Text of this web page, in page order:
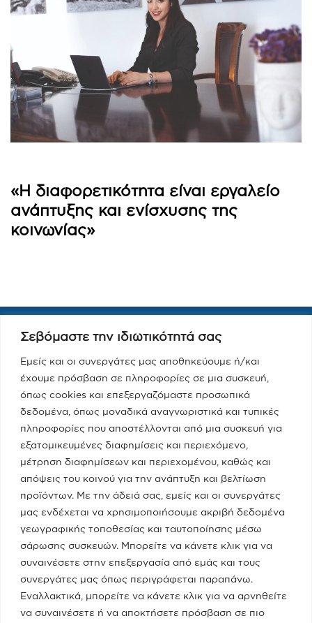
Σεβόμαστε την ιδιωτικότητά σας
Εμείς και οι συνεργάτες μας αποθηκεύουμε ή/και
έχουμε πρόσβαση σε πληροφορίες σε μια συσκευή,
όπως cookies και επεξεργαζόμαστε προσωπικά
δεδομένα, όπως μοναδικά αναγνωριστικά και τυπικές
πληροφορίες που αποστέλλονται από μια συσκευή για
εξατομικευμένες διαφημίσεις και περιεχόμενο,
μέτρηση διαφημίσεων και περιεχομένου, καθώς και
απόψεις του κοινού για την ανάπτυξη και βελτίωση
προϊόντων. Με την άδειά σας, εμείς και οι συνεργάτες
μας ενδέχεται να χρησιμοποιήσουμε ακριβή δεδομένα
γεωγραφικής τοποθεσίας και ταυτοποίησης μέσω
σάρωσης συσκευών. Μπορείτε να κάνετε κλικ για να
συναινέσετε στην επεξεργασία από εμάς και τους
συνεργάτες μας όπως περιγράφεται παραπάνω.
Εναλλακτικά, μπορείτε να κάνετε κλικ για να αρνηθείτε
να συναινέσετε ή να αποκτήσετε πρόσβαση σε πιο
«Η διαφορετικότητα είναι εργαλείο
ανάπτυξης και ενίσχυσης της
κοινωνίας»
Newsletter
Εγγραφείτε στο Newsletter για όλα τα τελευταία νέα